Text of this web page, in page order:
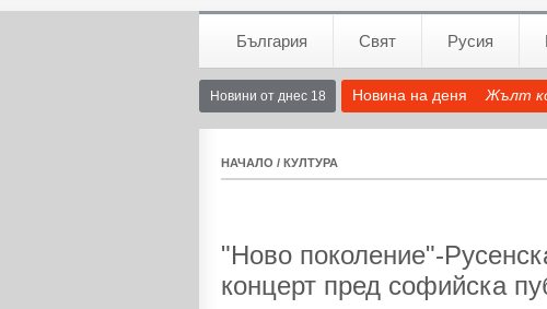
България Свят Русия
Новини от днес 18 Новина на деня Жълт
НАЧАЛО / КУЛТУРА
"Ново поколение"-
концерт пред софийска